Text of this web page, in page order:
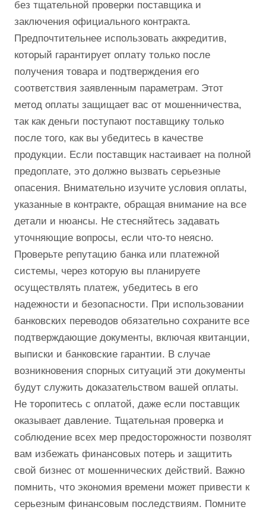
без тщательной проверки поставщика и
заключения официального контракта.
Предпочтительнее использовать аккредитив,
который гарантирует оплату только после
получения товара и подтверждения его
соответствия заявленным параметрам. Этот
метод оплаты защищает вас от мошенничества,
так как деньги поступают поставщику только
после того, как вы убедитесь в качестве
продукции. Если поставщик настаивает на полной
предоплате, это должно вызвать серьезные
опасения. Внимательно изучите условия оплаты,
указанные в контракте, обращая внимание на все
детали и нюансы. Не стесняйтесь задавать
уточняющие вопросы, если что-то неясно.
Проверьте репутацию банка или платежной
системы, через которую вы планируете
осуществлять платеж, убедитесь в его
надежности и безопасности. При использовании
банковских переводов обязательно сохраните все
подтверждающие документы, включая квитанции,
выписки и банковские гарантии. В случае
возникновения спорных ситуаций эти документы
будут служить доказательством вашей оплаты.
Не торопитесь с оплатой, даже если поставщик
оказывает давление. Тщательная проверка и
соблюдение всех мер предосторожности позволят
вам избежать финансовых потерь и защитить
свой бизнес от мошеннических действий. Важно
помнить, что экономия времени может привести к
серьезным финансовым последствиям. Помните